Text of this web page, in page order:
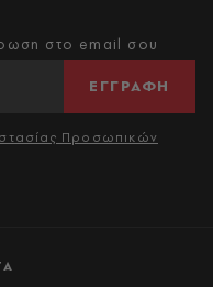
στο email σου
ΕΓΓΡΑΦΗ
Προσωπικών